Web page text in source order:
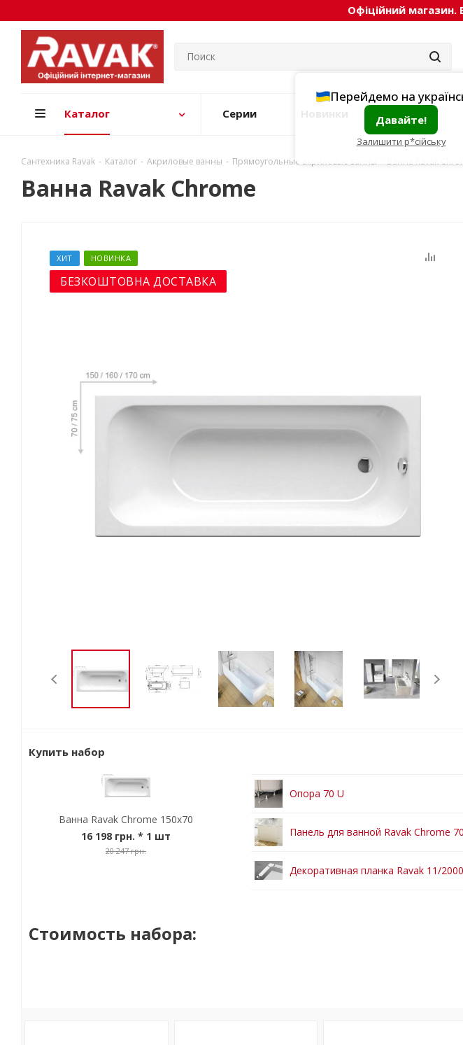
Офіційний
Перейдемо на
Давайте!
Залишити р*сійську
Каталог Серии Акции
Сантехника Ravak - Каталог - Акриловые ванны - Прямоугольные акриловые ванны Ванна Ravak
Ванна Ravak Chrome
ХИТ НОВИНКА
БЕЗКОШТОВНА ДОСТАВКА
Купить набор
Ванна Ravak Chrome 150x70
16 198 грн. * 1 шт
20 247 грн.
Опора 70 U
Панель для ванной Ravak Chrome
Декоративная планка Ravak 11/
Стоимость набора: